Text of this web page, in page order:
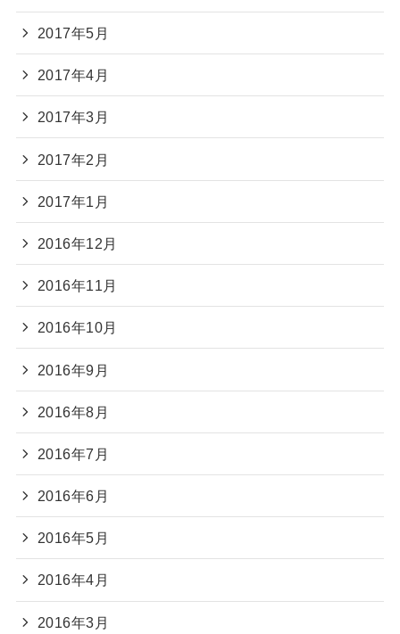
2017年5月
2017年4月
2017年3月
2017年2月
2017年1月
2016年12月
2016年11月
2016年10月
2016年9月
2016年8月
2016年7月
2016年6月
2016年5月
2016年4月
2016年3月